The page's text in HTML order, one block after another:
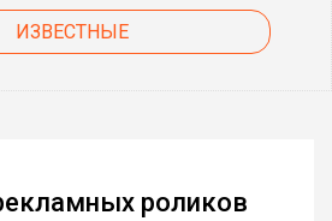
ИЗВЕСТНЫЕ
роликов